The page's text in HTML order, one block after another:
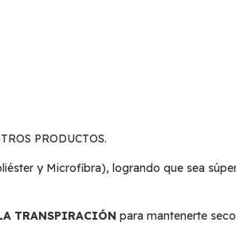
PRODUCTOS.
y Microfibra), logrando que sea
TRANSPIRACIÓN para mantenerte